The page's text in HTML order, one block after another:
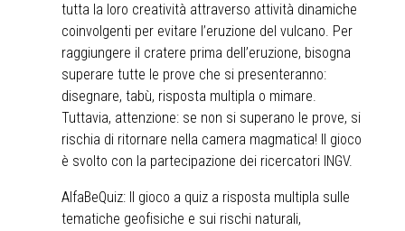
tutta la loro creatività attraverso attività dinamiche
coinvolgenti per evitare l’eruzione del vulcano. Per
raggiungere il cratere prima dell’eruzione, bisogna
superare tutte le prove che si presenteranno:
disegnare, tabù, risposta multipla o mimare.
Tuttavia, attenzione: se non si superano le prove, si
rischia di ritornare nella camera magmatica! Il gioco
è svolto con la partecipazione dei ricercatori INGV.
AlfaBeQuiz: Il gioco a quiz a risposta multipla sulle
tematiche geofisiche e sui rischi naturali,